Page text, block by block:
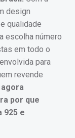
design
qualidade
escolha número
em todo o
para
revende
por que
925 e